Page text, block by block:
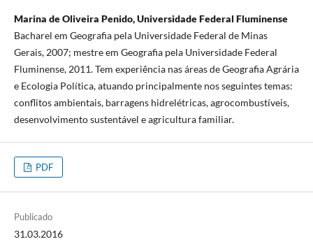
Marina de Oliveira Penido, Universidade Federal Fluminense
Bacharel em Geografia pela Universidade Federal de Minas
Gerais, 2007; mestre em Geografia pela Universidade Federal
Fluminense, 2011. Tem experiência nas áreas de Geografia Agrária
e Ecologia Política, atuando principalmente nos seguintes temas:
conflitos ambientais, barragens hidrelétricas, agrocombustíveis,
desenvolvimento sustentável e agricultura familiar.
PDF
Publicado
31.03.2016